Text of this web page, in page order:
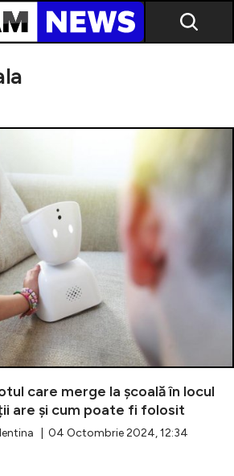
cont
care merge la școală în locul
are și cum poate fi folosit
| 04 Octombrie 2024, 12:34